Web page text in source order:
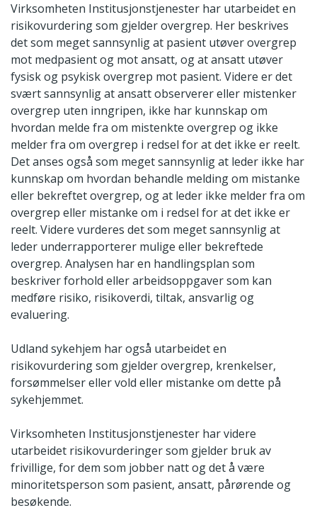
Virksomheten Institusjonstjenester har utarbeidet en
risikovurdering som gjelder overgrep. Her beskrives
det som meget sannsynlig at pasient utøver overgrep
mot medpasient og mot ansatt, og at ansatt utøver
fysisk og psykisk overgrep mot pasient. Videre er det
svært sannsynlig at ansatt observerer eller mistenker
overgrep uten inngripen, ikke har kunnskap om
hvordan melde fra om mistenkte overgrep og ikke
melder fra om overgrep i redsel for at det ikke er reelt.
Det anses også som meget sannsynlig at leder ikke har
kunnskap om hvordan behandle melding om mistanke
eller bekreftet overgrep, og at leder ikke melder fra om
overgrep eller mistanke om i redsel for at det ikke er
reelt. Videre vurderes det som meget sannsynlig at
leder underrapporterer mulige eller bekreftede
overgrep. Analysen har en handlingsplan som
beskriver forhold eller arbeidsoppgaver som kan
medføre risiko, risikoverdi, tiltak, ansvarlig og
evaluering.
Udland sykehjem har også utarbeidet en
risikovurdering som gjelder overgrep, krenkelser,
forsømmelser eller vold eller mistanke om dette på
sykehjemmet.
Virksomheten Institusjonstjenester har videre
utarbeidet risikovurderinger som gjelder bruk av
frivillige, for dem som jobber natt og det å være
minoritetsperson som pasient, ansatt, pårørende og
besøkende.